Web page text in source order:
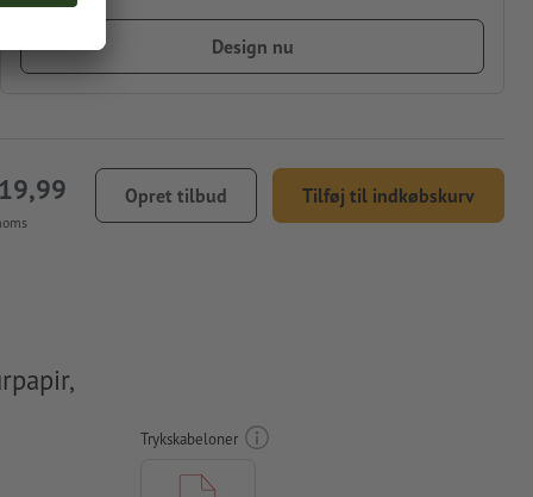
Design nu
Opret tilbud Tilføj til indkøbskurv
Trykskabeloner